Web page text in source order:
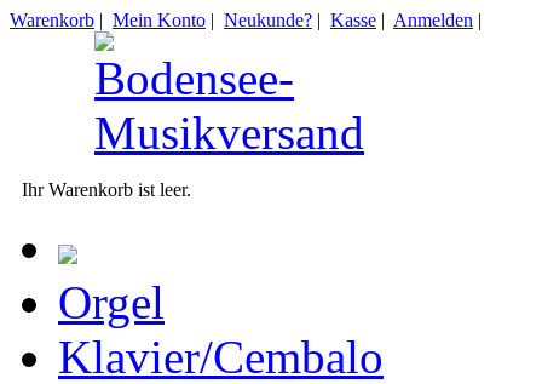
Warenkorb | Mein Konto | Neukunde? | Kasse | Anmelden |
Ihr Warenkorb ist leer.
Orgel
Klavier/Cembalo